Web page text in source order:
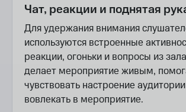
Чат, реакции и поднятая
Для удержания внимания
используются встроенные
реакции, огоньки и вопросы из
делает мероприятие живым,
чувствовать настроение
вовлекать в мероприятие.